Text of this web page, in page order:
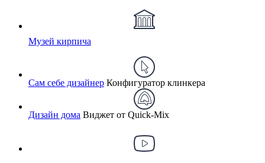
Музей кирпича
Сам себе дизайнер Конфигуратор клинкера
Дизайн дома Виджет от Quick-Mix